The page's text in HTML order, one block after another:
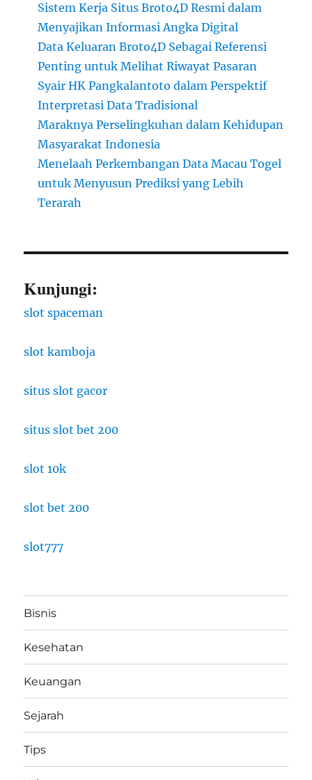
Sistem Kerja Situs Broto4D Resmi dalam
Menyajikan Informasi Angka Digital
Data Keluaran Broto4D Sebagai Referensi
Penting untuk Melihat Riwayat Pasaran
Syair HK Pangkalantoto dalam Perspektif
Interpretasi Data Tradisional
Maraknya Perselingkuhan dalam Kehidupan
Masyarakat Indonesia
Menelaah Perkembangan Data Macau Togel
untuk Menyusun Prediksi yang Lebih
Terarah
Kunjungi:
slot spaceman
slot kamboja
situs slot gacor
situs slot bet 200
slot 10k
slot bet 200
slot777
Bisnis
Kesehatan
Keuangan
Sejarah
Tips